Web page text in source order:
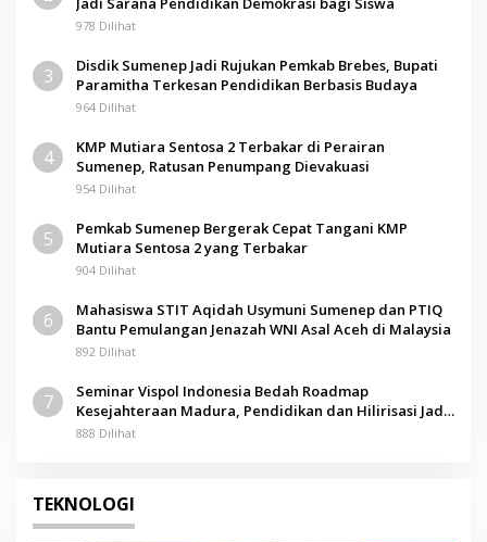
978 Dilihat
3
Disdik Sumenep Jadi Rujukan Pemkab Brebes, Bupati
Paramitha Terkesan Pendidikan Berbasis Budaya
964 Dilihat
4
KMP Mutiara Sentosa 2 Terbakar di Perairan
Sumenep, Ratusan Penumpang Dievakuasi
954 Dilihat
5
Pemkab Sumenep Bergerak Cepat Tangani KMP
Mutiara Sentosa 2 yang Terbakar
904 Dilihat
6
Mahasiswa STIT Aqidah Usymuni Sumenep dan PTIQ
Bantu Pemulangan Jenazah WNI Asal Aceh di Malaysia
892 Dilihat
7
Seminar Vispol Indonesia Bedah Roadmap
Kesejahteraan Madura, Pendidikan dan Hilirisasi Jadi
Kunci
888 Dilihat
TEKNOLOGI